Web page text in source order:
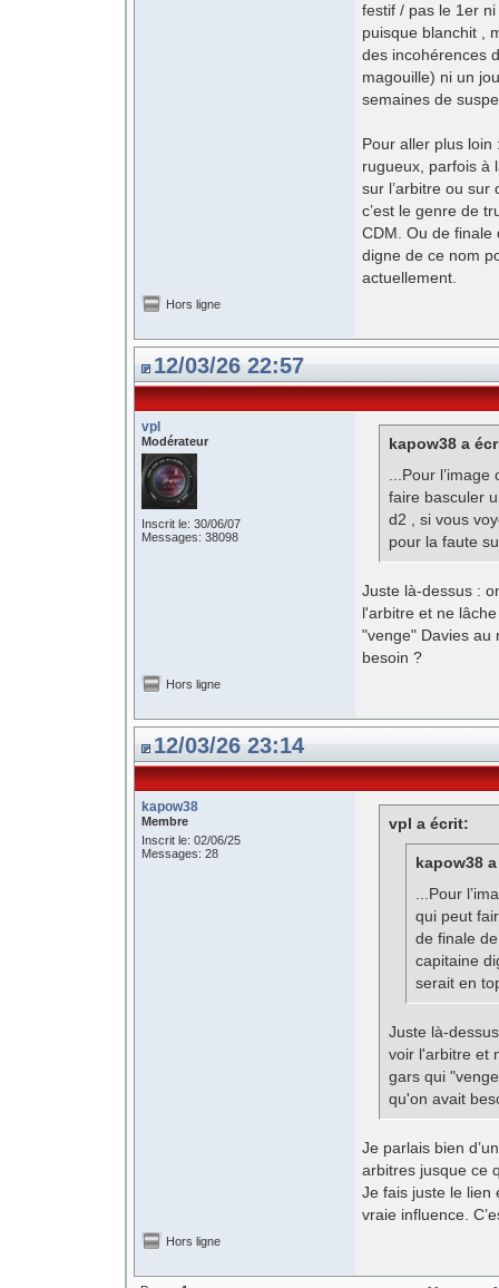
festif / pas le 1er
puisque blanchit ,
des incohérences
magouille) ni un
semaines de
Pour aller plus
rugueux, parfois à
sur l’arbitre ou sur
c’est le genre de
CDM. Ou de finale
digne de ce nom
actuellement.
Hors ligne
12/03/26 22:57
vpl
Modérateur
Inscrit le: 30/06/07
Messages: 38098
kapow38 a
...Pour
faire basculer
d2 , si vous
pour la faute
Juste là-dessus :
l'arbitre et ne
"venge" Davies au
besoin ?
Hors ligne
12/03/26 23:14
kapow38
Membre
Inscrit le: 02/06/25
Messages: 28
vpl a écrit:
kapow38
...Pour
qui peut
de finale
capitaine
serait en
Juste là-
voir l'arbitre et
gars qui
qu'on avait
Je parlais bien
arbitres jusque ce
Je fais juste le lien
vraie influence.
Hors ligne